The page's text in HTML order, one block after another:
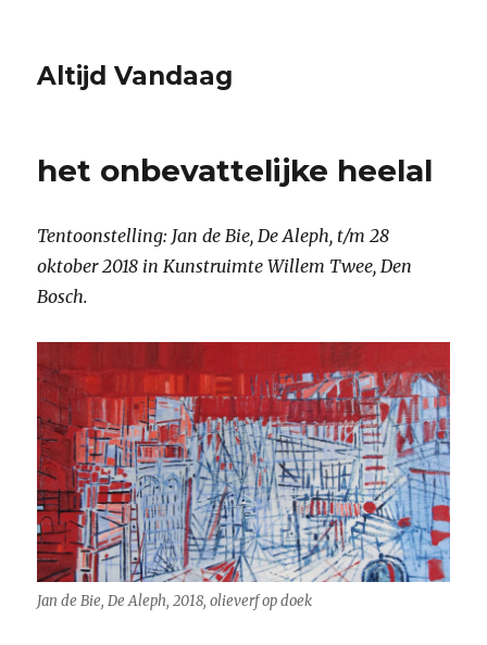
Altijd Vandaag
het onbevattelijke heelal
Tentoonstelling: Jan de Bie, De Aleph, t/m 28
oktober 2018 in Kunstruimte Willem Twee, Den
Bosch.
Jan de Bie, De Aleph, 2018, olieverf op doek